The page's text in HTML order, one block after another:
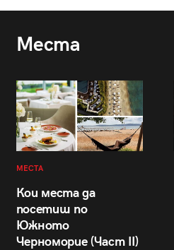
Места
МЕСТА
Кои места да
посетиш по
Южното
Черноморие (Част II)